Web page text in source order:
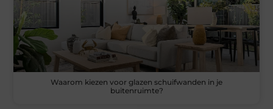
Waarom kiezen voor glazen schuifwanden in je
buitenruimte?